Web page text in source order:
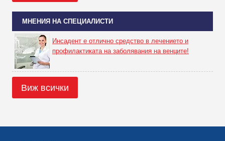
МНЕНИЯ НА СПЕЦИАЛИСТИ
Инсадент е отлично средство в лечението и
профилактиката на заболявания на венците!
Виж всички